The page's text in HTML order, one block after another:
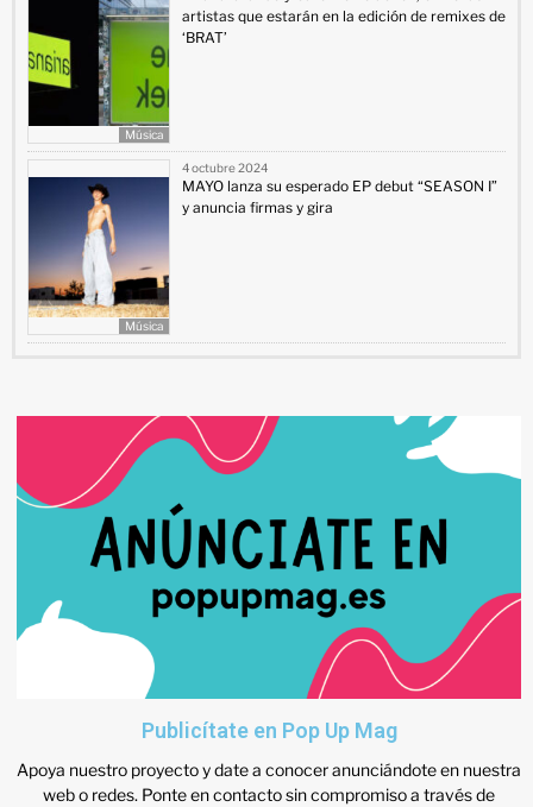
Música
artistas que estarán en la edición de remixes de
‘BRAT’
Música
4 octubre 2024
MAYO lanza su esperado EP debut “SEASON I”
y anuncia firmas y gira
Publicítate en Pop Up Mag
Apoya nuestro proyecto y date a conocer anunciándote en nuestra
web o redes. Ponte en contacto sin compromiso a través de